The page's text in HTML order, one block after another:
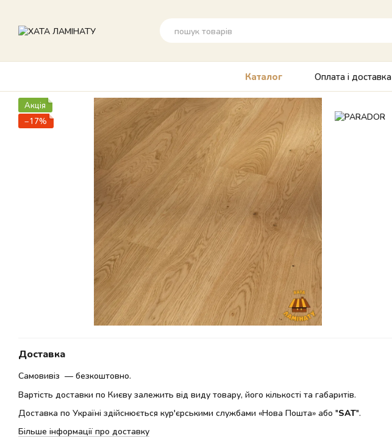
Каталог Оплата і доставка
Акція
−17%
Доставка
Самовивіз — безкоштовно.
Вартість доставки по Києву залежить від виду товару, його кількості та габаритів.
Доставка по Україні здійснюється кур'єрськими службами «Нова Пошта» або "SAT".
Більше інформації про доставку